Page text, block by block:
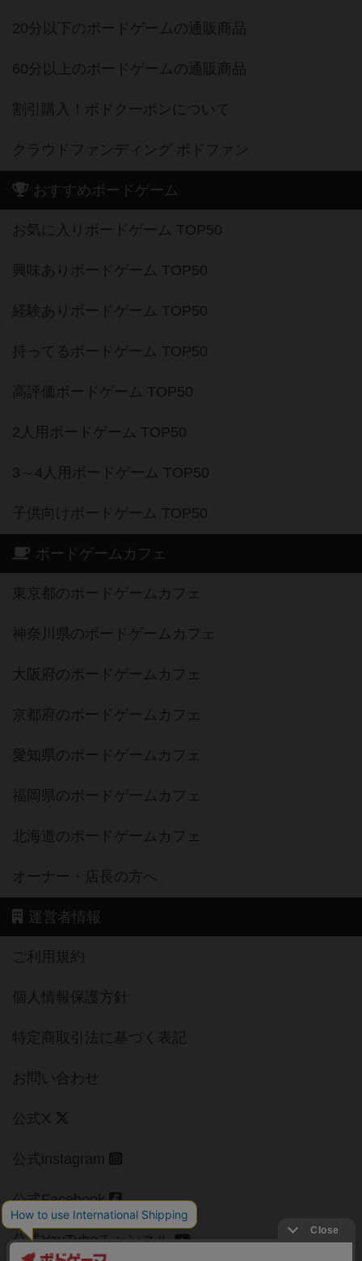
20分以下のボードゲームの通販商品
60分以上のボードゲームの通販商品
割引購入！ボドクーポンについて
クラウドファンディング ボドファン
おすすめボードゲーム
お気に入りボードゲーム TOP50
興味ありボードゲーム TOP50
経験ありボードゲーム TOP50
持ってるボードゲーム TOP50
高評価ボードゲーム TOP50
2人用ボードゲーム TOP50
3～4人用ボードゲーム TOP50
子供向けボードゲーム TOP50
ボードゲームカフェ
東京都のボードゲームカフェ
神奈川県のボードゲームカフェ
大阪府のボードゲームカフェ
京都府のボードゲームカフェ
愛知県のボードゲームカフェ
福岡県のボードゲームカフェ
北海道のボードゲームカフェ
オーナー・店長の方へ
運営者情報
ご利用規約
個人情報保護方針
特定商取引法に基づく表記
お問い合わせ
公式X
公式instagram
公式Facebook
公式YouTubeチャンネル